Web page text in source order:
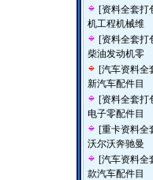
[资料全套打
机工程机械维
[资料全套打
柴油发动机零
[汽车资料全
新汽车配件目
[资料全套打
电子零配件目
[重卡资料全
沃尔沃奔驰曼
[汽车资料全
款汽车配件目